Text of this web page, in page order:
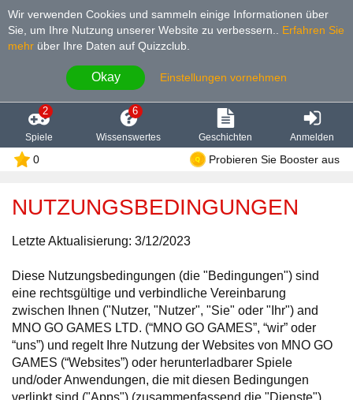
Wir verwenden Cookies und sammeln einige Informationen über
Sie, um Ihre Nutzung unserer Website zu verbessern.
Erfahren Sie
mehr über Ihre Daten auf Quizzclub.
Okay Einstellungen vornehmen
2
Spiele
6
Wissenswertes Geschichten Anmelden
0 Probieren Sie Booster aus
NUTZUNGSBEDINGUNGEN
Letzte Aktualisierung: 3/12/2023
Diese Nutzungsbedingungen (die "Bedingungen") sind
eine rechtsgültige und verbindliche Vereinbarung
zwischen Ihnen ("Nutzer, "Nutzer", "Sie" oder "Ihr") and
MNO GO GAMES LTD. (“MNO GO GAMES”, “wir” oder
“uns”) und regelt Ihre Nutzung der Websites von MNO GO
GAMES (“Websites”) oder herunterladbarer Spiele
und/oder Anwendungen, die mit diesen Bedingungen
verlinkt sind ("Apps") (zusammenfassend die "Dienste").